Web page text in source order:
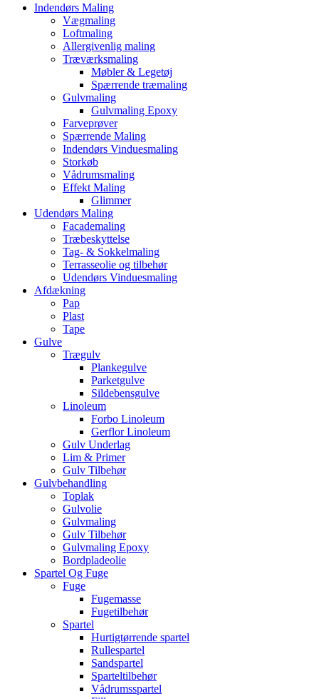
Indendørs Maling
Vægmaling
Loftmaling
Allergivenlig maling
Træværksmaling
Møbler & Legetøj
Spærrende træmaling
Gulvmaling
Gulvmaling Epoxy
Farveprøver
Spærrende Maling
Indendørs Vinduesmaling
Storkøb
Vådrumsmaling
Effekt Maling
Glimmer
Udendørs Maling
Facademaling
Træbeskyttelse
Tag- & Sokkelmaling
Terrasseolie og tilbehør
Udendørs Vinduesmaling
Afdækning
Pap
Plast
Tape
Gulve
Trægulv
Plankegulve
Parketgulve
Sildebensgulve
Linoleum
Forbo Linoleum
Gerflor Linoleum
Gulv Underlag
Lim & Primer
Gulv Tilbehør
Gulvbehandling
Toplak
Gulvolie
Gulvmaling
Gulv Tilbehør
Gulvmaling Epoxy
Bordpladeolie
Spartel Og Fuge
Fuge
Fugemasse
Fugetilbehør
Spartel
Hurtigtørrende spartel
Rullespartel
Sandspartel
Sparteltilbehør
Vådrumsspartel